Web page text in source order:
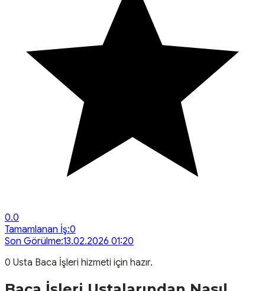
0.0
Tamamlanan İş:0
Son Görülme:13.02.2026 01:20
0 Usta Baca İşleri hizmeti için hazır.